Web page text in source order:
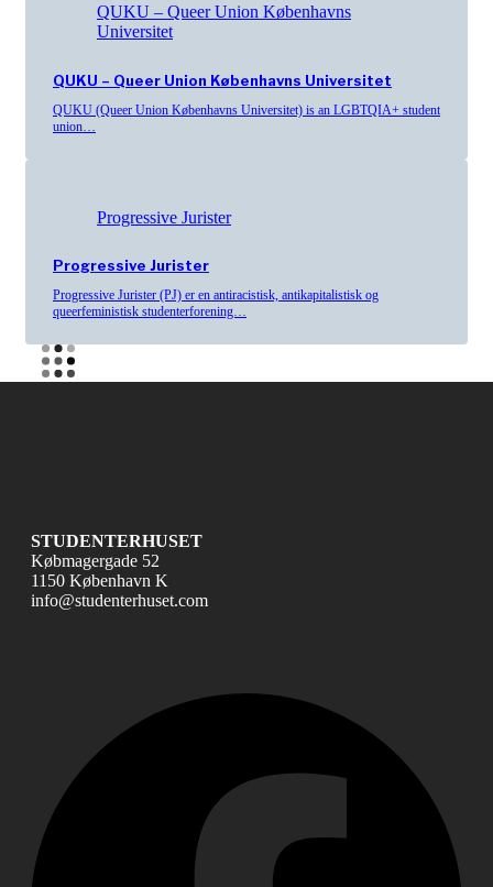
QUKU – Queer Union Københavns
Universitet
QUKU – Queer Union Københavns Universitet
QUKU (Queer Union Københavns Universitet) is an LGBTQIA+ student
union…
Progressive Jurister
Progressive Jurister
Progressive Jurister (PJ) er en antiracistisk, antikapitalistisk og
queerfeministisk studenterforening…
STUDENTERHUSET
Købmagergade 52
1150 København K
info@studenterhuset.com